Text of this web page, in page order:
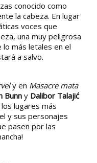
conocido como
la cabeza. En lugar
voces que
una muy peligrosa
más letales en el
a salvo.
y en Masacre mata
Bunn y Dalibor Talajić
lugares más
y sus personajes
pasen por las